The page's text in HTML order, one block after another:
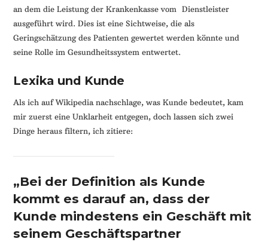
an dem die Leistung der Krankenkasse vom Dienstleister
ausgeführt wird. Dies ist eine Sichtweise, die als
Geringschätzung des Patienten gewertet werden könnte und
seine Rolle im Gesundheitssystem entwertet.
Lexika und Kunde
Als ich auf Wikipedia nachschlage, was Kunde bedeutet, kam
mir zuerst eine Unklarheit entgegen, doch lassen sich zwei
Dinge heraus filtern, ich zitiere:
„Bei der Definition als Kunde
kommt es darauf an, dass der
Kunde mindestens ein Geschäft mit
seinem Geschäftspartner